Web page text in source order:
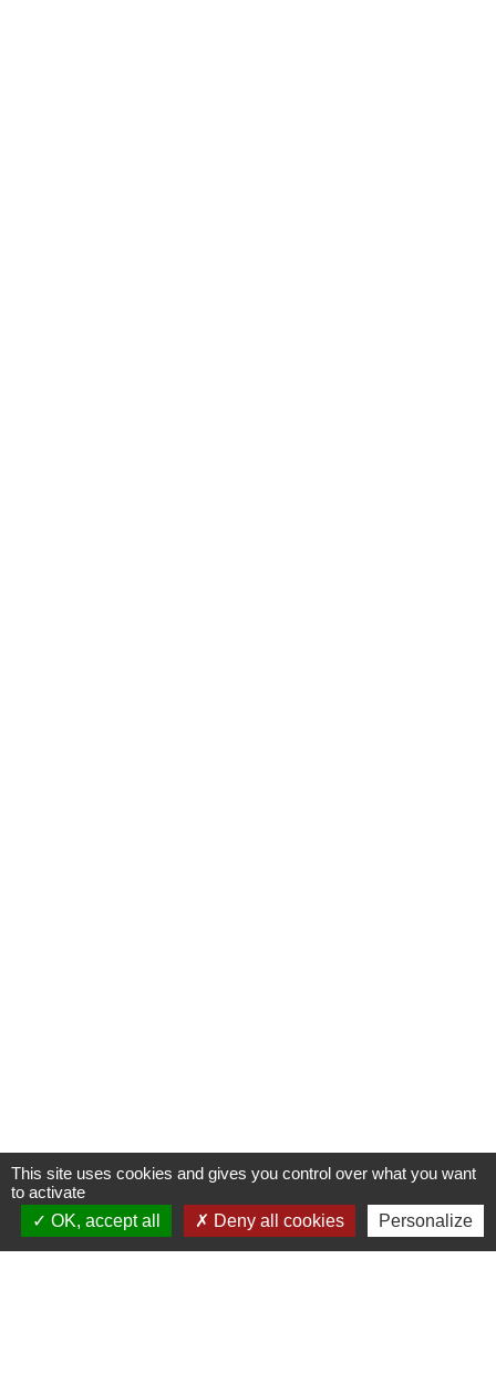
This site uses cookies and gives you control over what you want
to activate
OK, accept all
Deny all cookies Personalize